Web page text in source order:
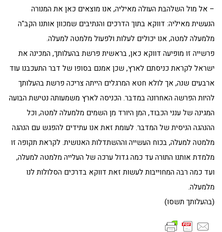
– אל מול השלהבת העולה מאיליה, אנו מוצאים כאן את המנורה
הנעשית מאיליה: דווקא בתוך הדרכים והנתיבים שמכוון אותנו הקב"ה
מלמעלה למטה, אנו יכולים לעלות ולפעול מלמטה למעלה.
פרשייה זו מופיעה דווקא כאן, בראשית פרשת בהעלותך, המכינה את
ישראל לקראת כניסתם לארץ, שכן אמנם בסופו של דבר התעכבנו עוד
ארבעים שנה, אך לולא חטא המרגלים הייתה צריכה פרשת בהעלותך
להיות הפרשה האחרונה במדבר. הכניסה לארץ משמעותה נטישת הבועה
המגינה של ענני הכבוד, המן היורד מן השמים מלמעלה למטה, וכל
ההנהגה הניסית של המדבר. לעומת זאת אנו עתידים להפגש עם הנהגה
מלמטה למעלה, בכוח העשייה וההשתדלות האנושית. לקראת תקופה זו
מלמדת אותנו התורה עד כמה גדול ערכה של העלייה מלמטה למעלה,
ועד כמה רבה המחוייבות לעשות זאת דווקא בדרכים הסלולות לנו
מלמעלה.
(בהעלותך תשסו)